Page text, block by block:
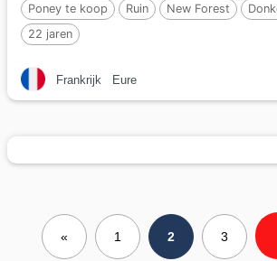
Poney te koop Ruin New Forest
22 jaren
Frankrijk Eure
« 1 2 3